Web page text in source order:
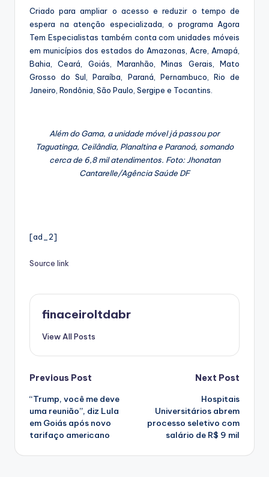
Criado para ampliar o acesso e reduzir o tempo de
espera na atenção especializada, o programa Agora
Tem Especialistas também conta com unidades móveis
em municípios dos estados do Amazonas, Acre, Amapá,
Bahia, Ceará, Goiás, Maranhão, Minas Gerais, Mato
Grosso do Sul, Paraíba, Paraná, Pernambuco, Rio de
Janeiro, Rondônia, São Paulo, Sergipe e Tocantins.
Além do Gama, a unidade móvel já passou por
Taguatinga, Ceilândia, Planaltina e Paranoá, somando
cerca de 6,8 mil atendimentos. Foto: Jhonatan
Cantarelle/Agência Saúde DF
[ad_2]
Source link
finaceiroltdabr
View All Posts
Post
navigation
Previous Post
“Trump, você me deve
uma reunião”, diz Lula
em Goiás após novo
tarifaço americano
Next Post
Hospitais
Universitários abrem
processo seletivo com
salário de R$ 9 mil